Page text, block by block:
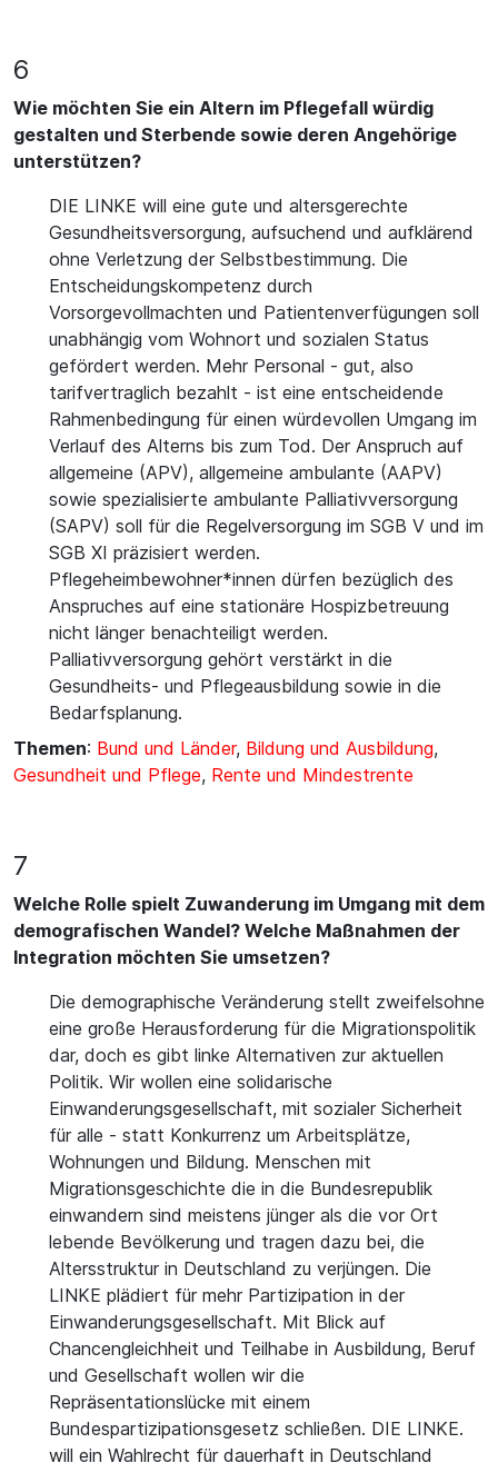
6
Wie möchten Sie ein Altern im Pflegefall würdig
gestalten und Sterbende sowie deren Angehörige
unterstützen?
DIE LINKE will eine gute und altersgerechte
Gesundheitsversorgung, aufsuchend und aufklärend
ohne Verletzung der Selbstbestimmung. Die
Entscheidungskompetenz durch
Vorsorgevollmachten und Patientenverfügungen soll
unabhängig vom Wohnort und sozialen Status
gefördert werden. Mehr Personal - gut, also
tarifvertraglich bezahlt - ist eine entscheidende
Rahmenbedingung für einen würdevollen Umgang im
Verlauf des Alterns bis zum Tod. Der Anspruch auf
allgemeine (APV), allgemeine ambulante (AAPV)
sowie spezialisierte ambulante Palliativversorgung
(SAPV) soll für die Regelversorgung im SGB V und im
SGB XI präzisiert werden.
Pflegeheimbewohner*innen dürfen bezüglich des
Anspruches auf eine stationäre Hospizbetreuung
nicht länger benachteiligt werden.
Palliativversorgung gehört verstärkt in die
Gesundheits- und Pflegeausbildung sowie in die
Bedarfsplanung.
Themen: Bund und Länder, Bildung und Ausbildung,
Gesundheit und Pflege, Rente und Mindestrente
7
Welche Rolle spielt Zuwanderung im Umgang mit dem
demografischen Wandel? Welche Maßnahmen der
Integration möchten Sie umsetzen?
Die demographische Veränderung stellt zweifelsohne
eine große Herausforderung für die Migrationspolitik
dar, doch es gibt linke Alternativen zur aktuellen
Politik. Wir wollen eine solidarische
Einwanderungsgesellschaft, mit sozialer Sicherheit
für alle - statt Konkurrenz um Arbeitsplätze,
Wohnungen und Bildung. Menschen mit
Migrationsgeschichte die in die Bundesrepublik
einwandern sind meistens jünger als die vor Ort
lebende Bevölkerung und tragen dazu bei, die
Altersstruktur in Deutschland zu verjüngen. Die
LINKE plädiert für mehr Partizipation in der
Einwanderungsgesellschaft. Mit Blick auf
Chancengleichheit und Teilhabe in Ausbildung, Beruf
und Gesellschaft wollen wir die
Repräsentationslücke mit einem
Bundespartizipationsgesetz schließen. DIE LINKE.
will ein Wahlrecht für dauerhaft in Deutschland